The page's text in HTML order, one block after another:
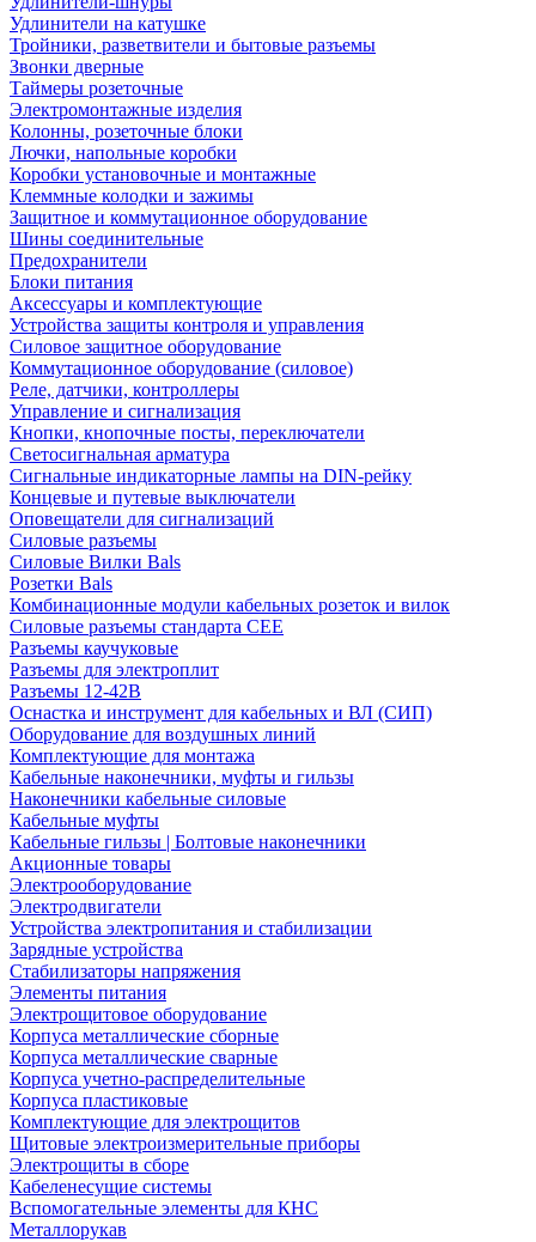
Удлинители на катушке
Тройники, разветвители и бытовые разъемы
Звонки дверные
Таймеры розеточные
Электромонтажные изделия
Колонны, розеточные блоки
Лючки, напольные коробки
Коробки установочные и монтажные
Клеммные колодки и зажимы
Защитное и коммутационное оборудование
Шины соединительные
Предохранители
Блоки питания
Аксессуары и комплектующие
Устройства защиты контроля и управления
Силовое защитное оборудование
Коммутационное оборудование (силовое)
Реле, датчики, контроллеры
Управление и сигнализация
Кнопки, кнопочные посты, переключатели
Светосигнальная арматура
Сигнальные индикаторные лампы на DIN-рейку
Концевые и путевые выключатели
Оповещатели для сигнализаций
Силовые разъемы
Силовые Вилки Bals
Розетки Bals
Комбинационные модули кабельных розеток и вилок
Силовые разъемы стандарта CEE
Разъемы каучуковые
Разъемы для электроплит
Разъемы 12-42В
Оснастка и инструмент для кабельных и ВЛ (СИП)
Оборудование для воздушных линий
Комплектующие для монтажа
Кабельные наконечники, муфты и гильзы
Наконечники кабельные силовые
Кабельные муфты
Кабельные гильзы | Болтовые наконечники
Акционные товары
Электрооборудование
Электродвигатели
Устройства электропитания и стабилизации
Зарядные устройства
Стабилизаторы напряжения
Элементы питания
Электрощитовое оборудование
Корпуса металлические сборные
Корпуса металлические сварные
Корпуса учетно-распределительные
Корпуса пластиковые
Комплектующие для электрощитов
Щитовые электроизмерительные приборы
Электрощиты в сборе
Кабеленесущие системы
Вспомогательные элементы для КНС
Металлорукав